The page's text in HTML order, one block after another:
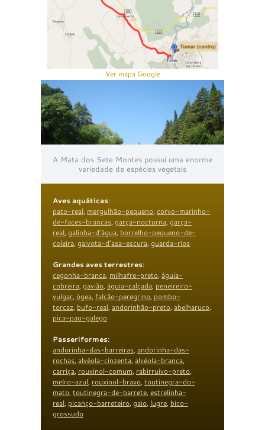
Ver mapa Google
A Mata dos Sete Montes possui uma enorme
variedade de espécies vegetais
Aves aquáticas:
pato-real, mergulhão-pequeno, corvo-marinho-
de-faces-brancas, garça-nocturna, garça-
real, galinha-d’água, borrelho-pequeno-de-
coleira, gaivota-d’asa-escura, guarda-rios
Grandes aves terrestres:
cegonha-branca, milhafre-preto, águia-
cobreira, gavião, águia-calçada, peneireiro-
vulgar, ógea, falcão-peregrino, pombo-
torcaz, bufo-real, andorinhão-preto, abelharuco,
pica-pau-galego
Passeriformes:
andorinha-das-barreiras, andorinha-das-
rochas, alvéola-cinzenta, alvéola-branca,
carriça, rouxinol-comum, rabirruivo-preto,
melro-azul, rouxinol-bravo, toutinegra-do-
mato, toutinegra-de-barrete, estrelinha-
real, picanço-barreteiro, gaio, lugre, bico-
grossudo